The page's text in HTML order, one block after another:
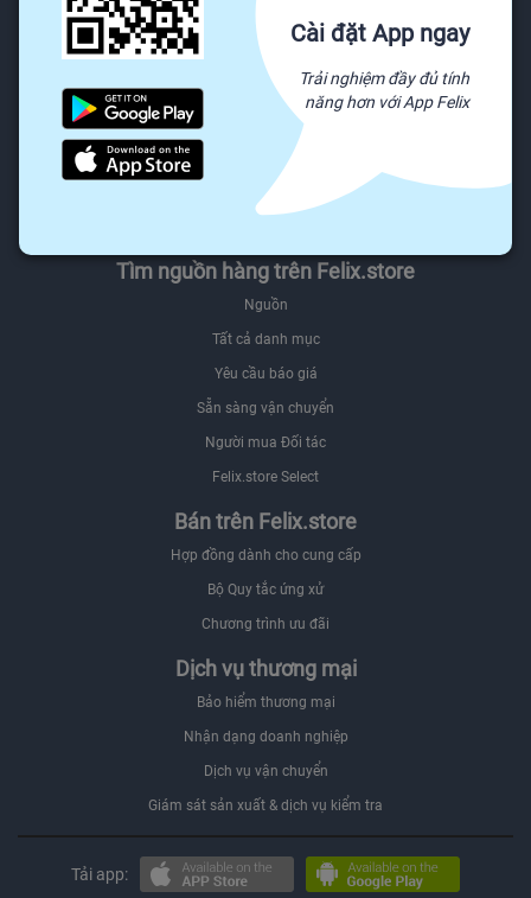
Chính sách & Quy định
Được trả tiền khi bạn phản hồi
Giới thiệu
Giới thiệu Felix.store
Giới thiệu hệ sinh thái Felix
Sơ đồ website
Tìm nguồn hàng trên Felix.store
Nguồn
Tất cả danh mục
Yêu cầu báo giá
Sẵn sàng vận chuyển
Người mua Đối tác
Felix.store Select
Bán trên Felix.store
Hợp đồng dành cho cung cấp
Bộ Quy tắc ứng xử
Chương trình ưu đãi
Dịch vụ thương mại
Bảo hiểm thương mại
Nhận dạng doanh nghiệp
Dịch vụ vận chuyển
Giám sát sản xuất & dịch vụ kiểm tra
Tải app:
Cài đặt App ngay
Trải nghiệm đầy đủ tính
năng hơn với App Felix